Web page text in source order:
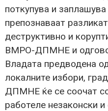
поткупува и заплашува
препознаваат
деструктивно и
ВМРО-ДПМНЕ и
Владата предводена
локалните избори,
ДПМНЕ ќе се соочат
работеле незаконски